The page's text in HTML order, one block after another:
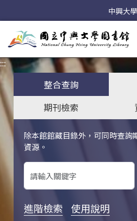
中興大學
:::
整合查詢
期刊檢索
除本館館藏目錄外，可同時查詢
資源。
關鍵字搜尋
進階檢索 使用說明